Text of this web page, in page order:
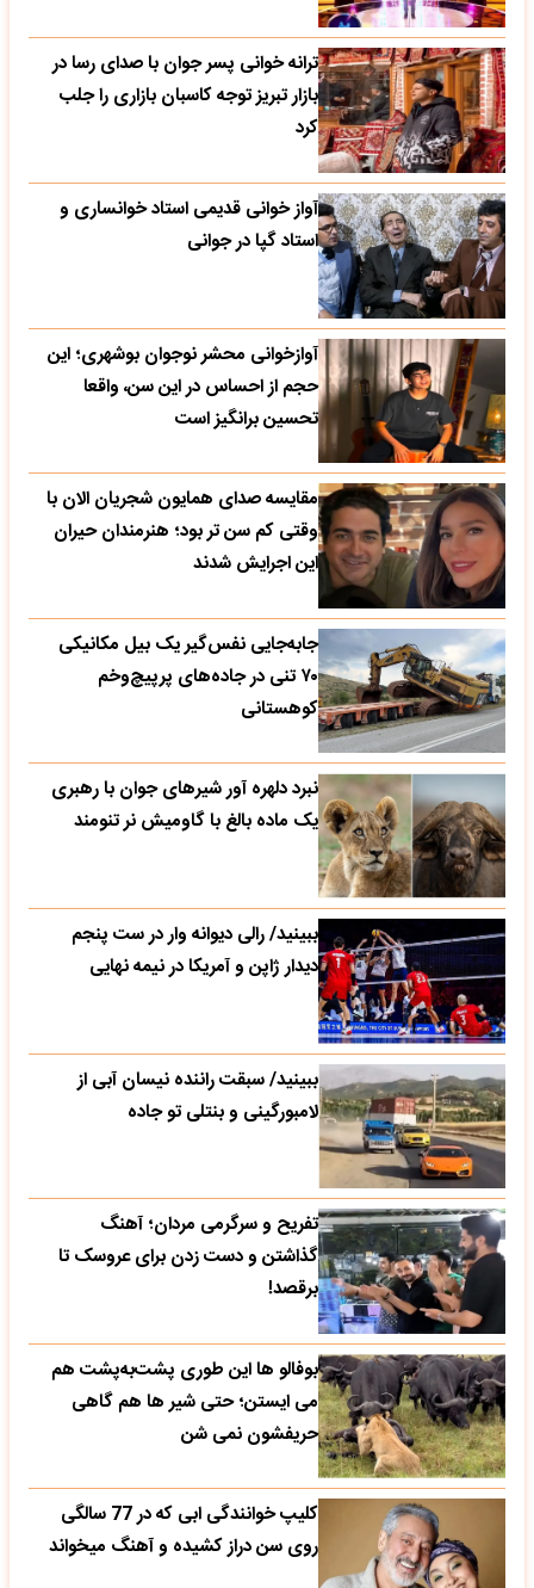
ترانه خوانی پسر جوان با صدای رسا در
بازار تبریز توجه کاسبان بازاری را جلب
کرد
آواز خوانی قدیمی استاد خوانساری و
استاد گپا در جوانی
آوازخوانی محشر نوجوان بوشهری؛ این
حجم از احساس در این سن، واقعا
تحسین‌ برانگیز است
مقایسه صدای همایون شجریان الان با
وقتی کم سن تر بود؛ هنرمندان حیران
این اجرایش شدند
جابه‌جایی نفس‌گیر یک بیل مکانیکی
۷۰ تنی در جاده‌های پرپیچ‌وخم
کوهستانی
نبرد دلهره آور شیرهای جوان با رهبری
یک ماده بالغ با گاومیش نر تنومند
ببینید/ رالی دیوانه وار در ست پنجم
دیدار ژاپن و آمریکا در نیمه نهایی
ببینید/ سبقت راننده نیسان آبی از
لامبورگینی و بنتلی تو جاده
تفریح و سرگرمی مردان؛ آهنگ
گذاشتن و دست زدن برای عروسک تا
برقصد!
بوفالو ها این‌ طوری پشت‌به‌پشت هم
می‌ ایستن؛ حتی شیر ها هم گاهی
حریفشون نمی‌ شن
کلیپ خوانندگی ابی که در 77 سالگی
روی سن دراز کشیده و آهنگ میخواند